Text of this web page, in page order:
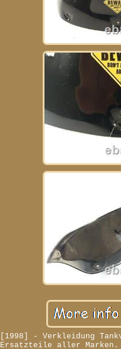
[1998] - Verkleidung
aller Marken.